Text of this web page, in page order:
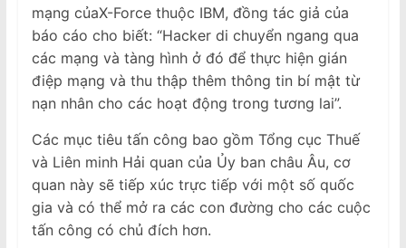
mạng củaX-Force thuộc IBM, đồng tác giả của
báo cáo cho biết: “Hacker di chuyển ngang qua
các mạng và tàng hình ở đó để thực hiện gián
điệp mạng và thu thập thêm thông tin bí mật từ
nạn nhân cho các hoạt động trong tương lai”.
Các mục tiêu tấn công bao gồm Tổng cục Thuế
và Liên minh Hải quan của Ủy ban châu Âu, cơ
quan này sẽ tiếp xúc trực tiếp với một số quốc
gia và có thể mở ra các con đường cho các cuộc
tấn công có chủ đích hơn.